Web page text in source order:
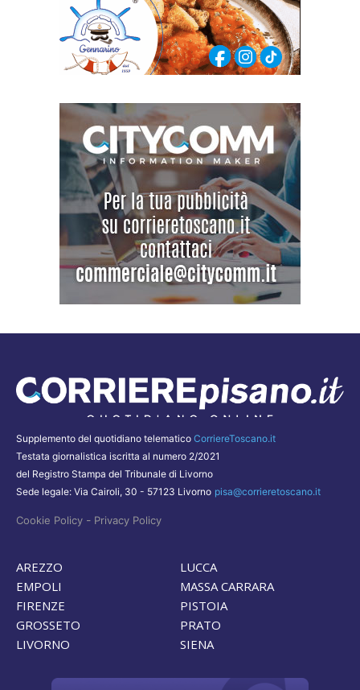
Supplemento del quotidiano telematico CorriereToscano.it
Testata giornalistica iscritta al numero 2/2021
del Registro Stampa del Tribunale di Livorno
Sede legale: Via Cairoli, 30 - 57123 Livorno pisa@corrieretoscano.it
Cookie Policy - Privacy Policy
AREZZO
EMPOLI
FIRENZE
GROSSETO
LIVORNO
LUCCA
MASSA CARRARA
PISTOIA
PRATO
SIENA